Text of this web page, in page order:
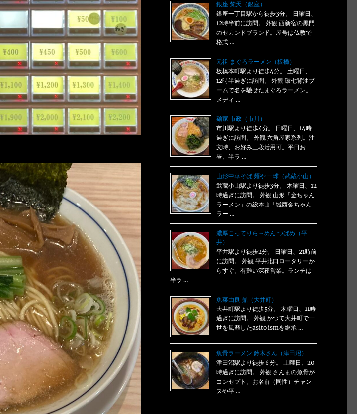
銀座 梵天（銀座）
銀座一丁目駅から徒歩3分。 日曜日、
12時半前に訪問。 外観 西新宿の黒門
のセカンドブランド。屋号は仏教で
格式 …
元祖 まぐろラーメン（板橋）
板橋本町駅より徒歩4分。 土曜日、
12時半過ぎに訪問。 外観 環七背油ブ
ームで名を馳せたまぐろラーメン。
メディ …
麺家 市政（市川）
市川駅より徒歩4分。 日曜日、14時
過ぎに訪問。 外観 六角屋家系列。注
文時、お好み三段活用可。平日お
昼、半ラ …
山形中華そば 麺や 一球（武蔵小山）
武蔵小山駅より徒歩3分。 木曜日、12
時過ぎに訪問。 外観 山形「金ちゃん
ラーメン」の総本山「城西金ちゃん
ラー …
濃厚こってりら～めん つばめ（平
井）
平井駅より徒歩2分。 日曜日、21時前
に訪問。 外観 平井北口ロータリーか
らすぐ。有難い深夜営業。ランチは
半ラ …
魚菜由良 鼎（大井町）
大井町駅より徒歩5分。 木曜日、11時
過ぎに訪問。 外観 かつて大井町で一
世を風靡したasito ismを継承 …
魚骨ラーメン 鈴木さん（津田沼）
津田沼駅より徒歩６分。 土曜日、20
時過ぎに訪問。 外観 さんまの魚骨が
コンセプト。お名前（同性）チャン
スや平 …